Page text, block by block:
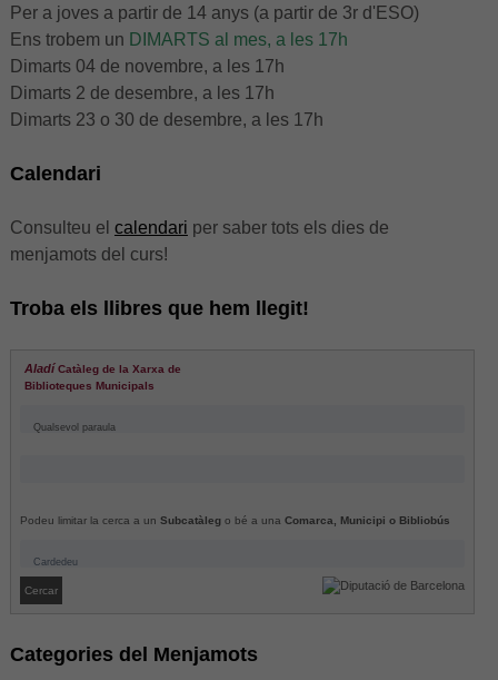
Per a joves a partir de 14 anys (a partir de 3r d'ESO)
Ens trobem un DIMARTS al mes, a les 17h
Dimarts 04 de novembre, a les 17h
Dimarts 2 de desembre, a les 17h
Dimarts 23 o 30 de desembre, a les 17h
Calendari
Consulteu el calendari per saber tots els dies de
menjamots del curs!
Troba els llibres que hem llegit!
AladíCatàleg de la Xarxa de
Biblioteques Municipals
Podeu limitar la cerca a un Subcatàlego bé a una Comarca, Municipi o Bibliobús
Categories del Menjamots